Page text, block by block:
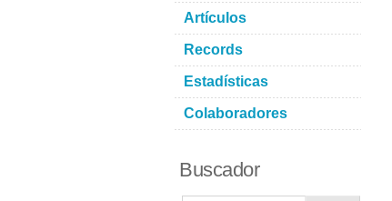
Artículos
Records
Estadísticas
Colaboradores
Buscador